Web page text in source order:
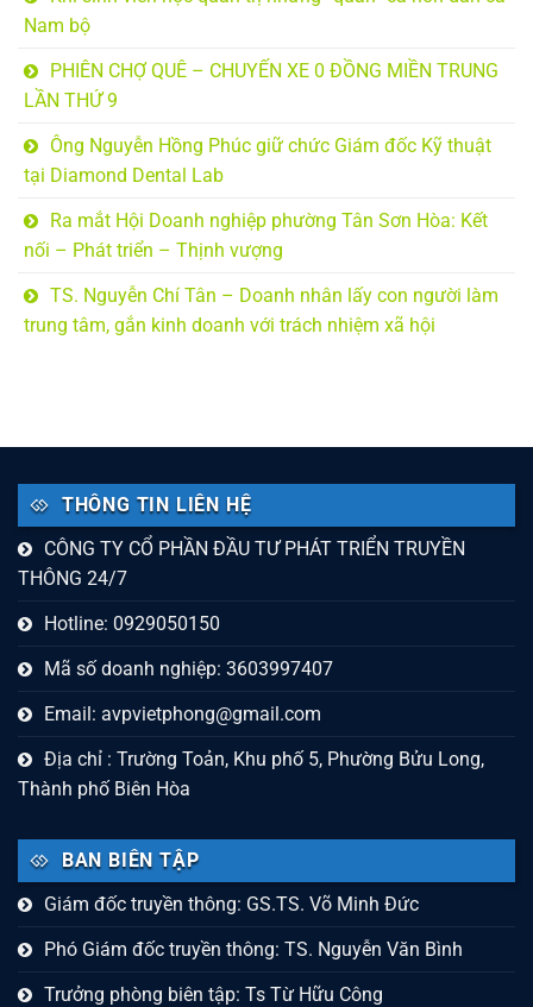
Nam bộ
PHIÊN CHỢ QUÊ – CHUYẾN XE 0 ĐỒNG MIỀN TRUNG
LẦN THỨ 9
Ông Nguyễn Hồng Phúc giữ chức Giám đốc Kỹ thuật
tại Diamond Dental Lab
Ra mắt Hội Doanh nghiệp phường Tân Sơn Hòa: Kết
nối – Phát triển – Thịnh vượng
TS. Nguyễn Chí Tân – Doanh nhân lấy con người làm
trung tâm, gắn kinh doanh với trách nhiệm xã hội
THÔNG TIN LIÊN HỆ
CÔNG TY CỔ PHẦN ĐẦU TƯ PHÁT TRIỂN TRUYỀN
THÔNG 24/7
Hotline: 0929050150
Mã số doanh nghiệp: 3603997407
Email: avpvietphong@gmail.com
Địa chỉ : Trường Toản, Khu phố 5, Phường Bửu Long,
Thành phố Biên Hòa
BAN BIÊN TẬP
Giám đốc truyền thông: GS.TS. Võ Minh Đức
Phó Giám đốc truyền thông: TS. Nguyễn Văn Bình
Trưởng phòng biên tập: Ts Từ Hữu Công